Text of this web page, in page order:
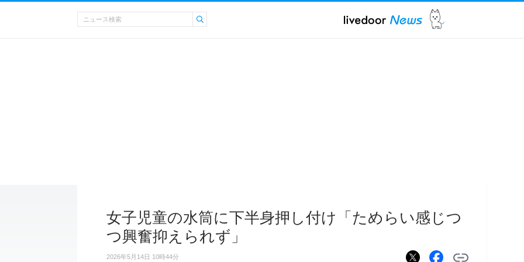
女子児童の水筒に下半身押し付け「ためらい感じつ
つ興奮抑えられず」
2026年5月14日 10時44分